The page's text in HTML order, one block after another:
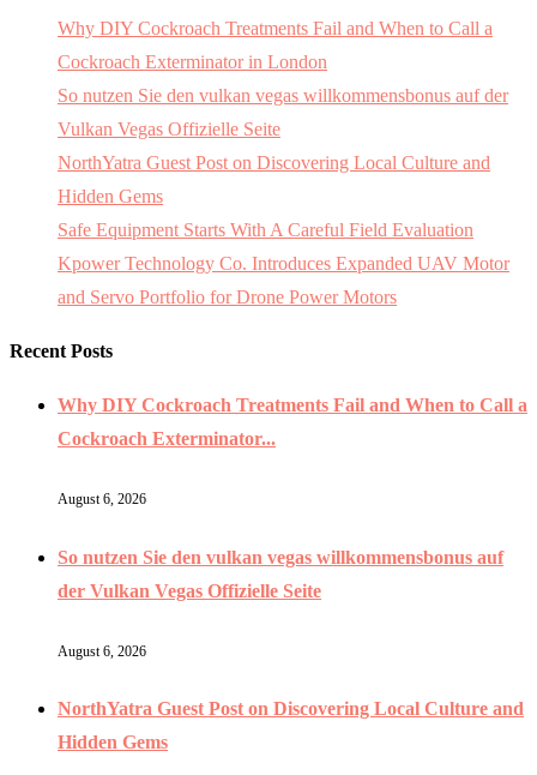
Why DIY Cockroach Treatments Fail and When to Call a
Cockroach Exterminator in London
So nutzen Sie den vulkan vegas willkommensbonus auf der
Vulkan Vegas Offizielle Seite
NorthYatra Guest Post on Discovering Local Culture and
Hidden Gems
Safe Equipment Starts With A Careful Field Evaluation
Kpower Technology Co. Introduces Expanded UAV Motor
and Servo Portfolio for Drone Power Motors
Recent Posts
Why DIY Cockroach Treatments Fail and When to Call a
Cockroach Exterminator...
August 6, 2026
So nutzen Sie den vulkan vegas willkommensbonus auf
der Vulkan Vegas Offizielle Seite
August 6, 2026
NorthYatra Guest Post on Discovering Local Culture and
Hidden Gems